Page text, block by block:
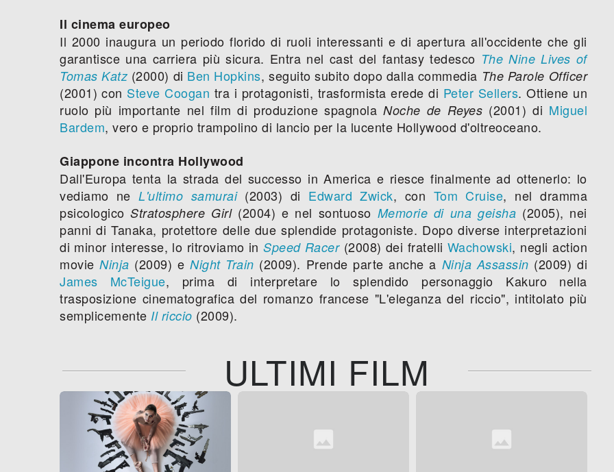
Il cinema europeo
Il 2000 inaugura un periodo florido di ruoli interessanti e di apertura all'occidente che gli
garantisce una carriera più sicura. Entra nel cast del fantasy tedesco The Nine Lives of
Tomas Katz (2000) di Ben Hopkins, seguito subito dopo dalla commedia The Parole Officer
(2001) con Steve Coogan tra i protagonisti, trasformista erede di Peter Sellers. Ottiene un
ruolo più importante nel film di produzione spagnolaNoche de Reyes (2001) di Miguel
Bardem, vero e proprio trampolino di lancio per la lucente Hollywood d'oltreoceano.
Giappone incontra Hollywood
Dall'Europa tenta la strada del successo in America e riesce finalmente ad ottenerlo: lo
vediamo neL'ultimo samurai(2003) di Edward Zwick, con Tom Cruise, nel dramma
psicologicoStratosphere Girl(2004) e nel sontuoso Memorie di una geisha (2005), nei
panni di Tanaka, protettore delle due splendide protagoniste. Dopo diverse interpretazioni
di minor interesse, lo ritroviamo inSpeed Racer(2008) dei fratelli Wachowski, negli action
movieNinja (2009) eNight Train (2009). Prende parte anche a Ninja Assassin (2009) di
James McTeigue, prima di interpretare lo splendido personaggio Kakuro nella
trasposizione cinematografica del romanzo francese "L'eleganza del riccio", intitolato più
semplicemente Il riccio (2009).
ULTIMI FILM